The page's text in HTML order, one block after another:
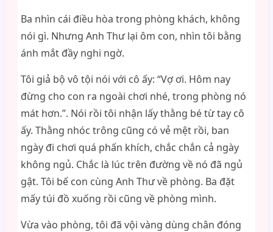
Ba nhìn cái điều hòa trong phòng khách, không
nói gì. Nhưng Anh Thư lại ôm con, nhìn tôi bằng
ánh mắt đầy nghi ngờ.
Tôi giả bộ vô tội nói với cô ấy: “Vợ ơi. Hôm nay
đừng cho con ra ngoài chơi nhé, trong phòng nó
mát hơn.”. Nói rồi tôi nhận lấy thằng bé từ tay cô
ấy. Thằng nhóc trông cũng có vẻ mệt rồi, ban
ngày đi chơi quá phấn khích, chắc chắn cả ngày
không ngủ. Chắc là lúc trên đường về nó đã ngủ
gật. Tôi bế con cùng Anh Thư về phòng. Ba đặt
mấy túi đồ xuống rồi cũng về phòng mình.
Vừa vào phòng, tôi đã vội vàng dùng chân đóng